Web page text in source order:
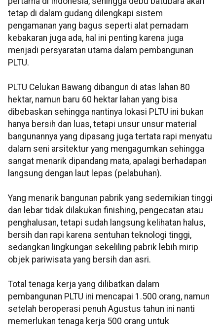
tetap di dalam gudang dilengkapi sistem
pengamanan yang bagus seperti alat pemadam
kebakaran juga ada, hal ini penting karena juga
menjadi persyaratan utama dalam pembangunan
PLTU.
PLTU Celukan Bawang dibangun di atas lahan 80
hektar, namun baru 60 hektar lahan yang bisa
dibebaskan sehingga nantinya lokasi PLTU ini bukan
hanya bersih dan luas, tetapi unsur unsur material
bangunannya yang dipasang juga tertata rapi menyatu
dalam seni arsitektur yang mengagumkan sehingga
sangat menarik dipandang mata, apalagi berhadapan
langsung dengan laut lepas (pelabuhan).
Yang menarik bangunan pabrik yang sedemikian tinggi
dan lebar tidak dilakukan finishing, pengecatan atau
penghalusan, tetapi sudah langsung kelihatan halus,
bersih dan rapi karena sentuhan teknologi tinggi,
sedangkan lingkungan sekeliling pabrik lebih mirip
objek pariwisata yang bersih dan asri.
Total tenaga kerja yang dilibatkan dalam
pembangunan PLTU ini mencapai 1.500 orang, namun
setelah beroperasi penuh Agustus tahun ini nanti
memerlukan tenaga kerja 500 orang untuk